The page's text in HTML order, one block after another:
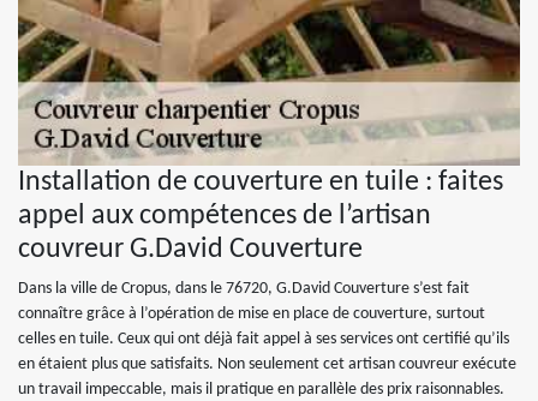
Installation de couverture en tuile : faites
appel aux compétences de l’artisan
couvreur G.David Couverture
Dans la ville de Cropus, dans le 76720, G.David Couverture s’est fait
connaître grâce à l’opération de mise en place de couverture, surtout
celles en tuile. Ceux qui ont déjà fait appel à ses services ont certifié qu’ils
en étaient plus que satisfaits. Non seulement cet artisan couvreur exécute
un travail impeccable, mais il pratique en parallèle des prix raisonnables.